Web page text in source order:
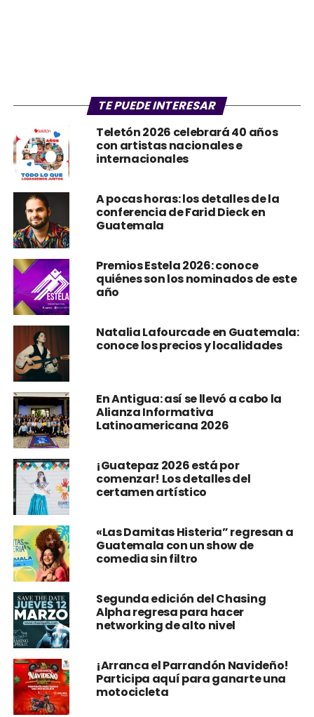
TE PUEDE INTERESAR
Teletón 2026 celebrará 40 años
con artistas nacionales e
internacionales
A pocas horas: los detalles de la
conferencia de Farid Dieck en
Guatemala
Premios Estela 2026: conoce
quiénes son los nominados de este
año
Natalia Lafourcade en Guatemala:
conoce los precios y localidades
En Antigua: así se llevó a cabo la
Alianza Informativa
Latinoamericana 2026
¡Guatepaz 2026 está por
comenzar! Los detalles del
certamen artístico
«Las Damitas Histeria” regresan a
Guatemala con un show de
comedia sin filtro
Segunda edición del Chasing
Alpha regresa para hacer
networking de alto nivel
¡Arranca el Parrandón Navideño!
Participa aquí para ganarte una
motocicleta